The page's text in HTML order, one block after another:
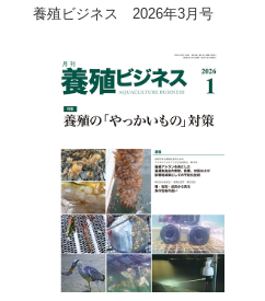
養殖ビジネス 2026年3月号